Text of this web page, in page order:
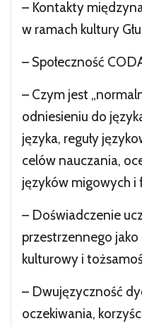
– Kontakty
w ramach kultury
– Społeczność
– Czym jest
odniesieniu do
języka, reguły
celów nauczania,
języków migowych i
– Doświadczenie
przestrzennego
kulturowy i
– Dwujęzyczność
oczekiwania,